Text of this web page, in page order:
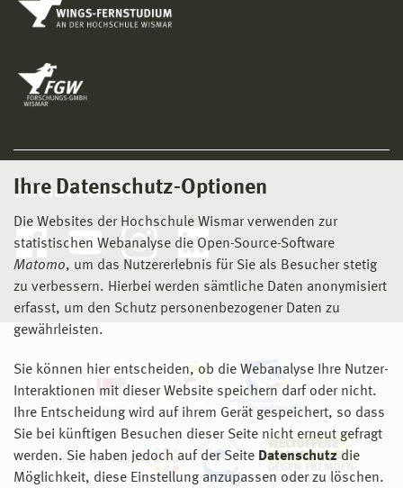
Ihre Datenschutz-Optionen
Die Websites der Hochschule Wismar verwenden zur
statistischen Webanalyse die Open-Source-Software
Matomo, um das Nutzererlebnis für Sie als Besucher stetig
zu verbessern. Hierbei werden sämtliche Daten anonymisiert
erfasst, um den Schutz personenbezogener Daten zu
gewährleisten.
Sie können hier entscheiden, ob die Webanalyse Ihre Nutzer-
Interaktionen mit dieser Website speichern darf oder nicht.
Ihre Entscheidung wird auf ihrem Gerät gespeichert, so dass
Sie bei künftigen Besuchen dieser Seite nicht erneut gefragt
werden. Sie haben jedoch auf der Seite Datenschutz die
Möglichkeit, diese Einstellung anzupassen oder zu löschen.
Social Media